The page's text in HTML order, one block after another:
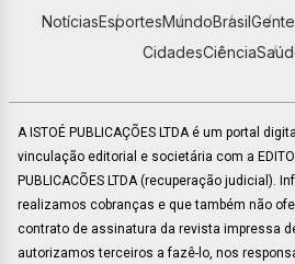
NotíciasEsportesMundoBrasilGente
CidadesCiência
A ISTOÉ PUBLICAÇÕES LTDA é um portal
vinculação editorial e societária com a
PUBLICACÕES LTDA (recuperação judicial).
realizamos cobranças e que também não
contrato de assinatura da revista impressa
autorizamos terceiros a fazê-lo, nos